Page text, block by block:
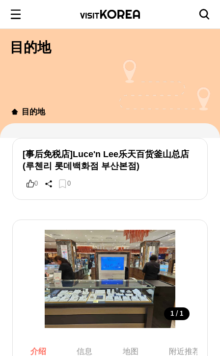
目的地
目的地
[事后免税店]Luce'n Lee乐天百货釜山总店
(루첸리 롯데백화점 부산본점)
0 0
1 / 1
介绍 信息 地图 附近推荐景点